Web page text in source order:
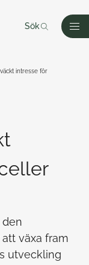
Sök
intresse för
den
växa fram
utveckling